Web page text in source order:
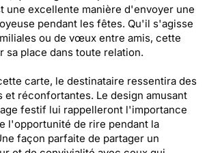
une excellente manière d'envoyer une
pendant les fêtes. Qu'il s'agisse
ou de vœux entre amis, cette
sa place dans toute relation.
carte, le destinataire ressentira des
et réconfortantes. Le design amusant
festif lui rappelleront l'importance
l'opportunité de rire pendant la
façon parfaite de partager un